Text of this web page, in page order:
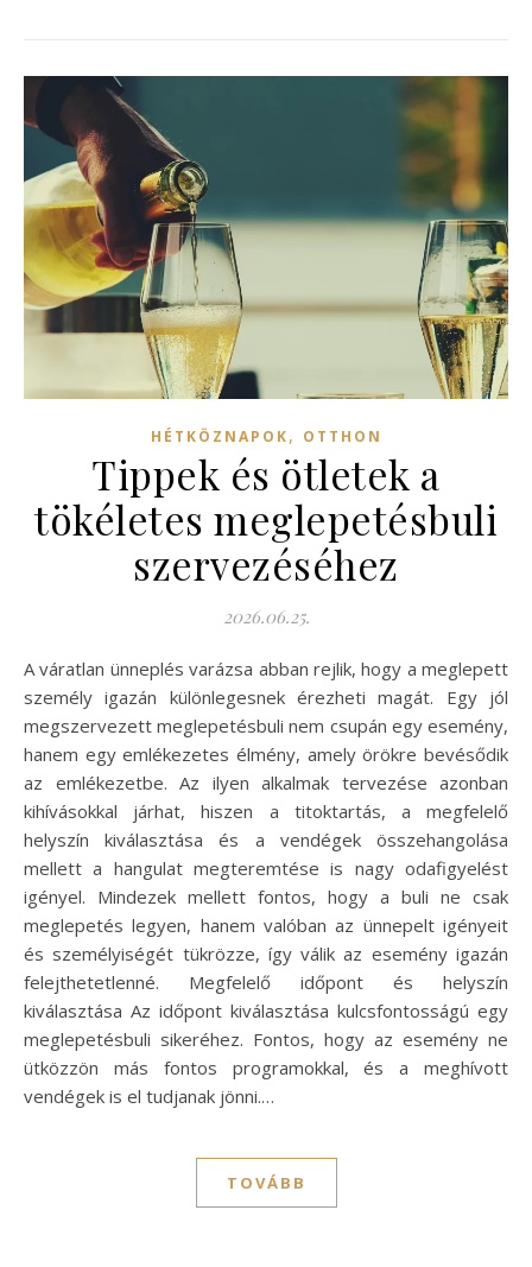
HÉTKÖZNAPOK, OTTHON
Tippek és ötletek a
tökéletes meglepetésbuli
szervezéséhez
2026.06.25.
A váratlan ünneplés varázsa abban rejlik, hogy a meglepett
személy igazán különlegesnek érezheti magát. Egy jól
megszervezett meglepetésbuli nem csupán egy esemény,
hanem egy emlékezetes élmény, amely örökre bevésődik
az emlékezetbe. Az ilyen alkalmak tervezése azonban
kihívásokkal járhat, hiszen a titoktartás, a megfelelő
helyszín kiválasztása és a vendégek összehangolása
mellett a hangulat megteremtése is nagy odafigyelést
igényel. Mindezek mellett fontos, hogy a buli ne csak
meglepetés legyen, hanem valóban az ünnepelt igényeit
és személyiségét tükrözze, így válik az esemény igazán
felejthetetlenné. Megfelelő időpont és helyszín
kiválasztása Az időpont kiválasztása kulcsfontosságú egy
meglepetésbuli sikeréhez. Fontos, hogy az esemény ne
ütközzön más fontos programokkal, és a meghívott
vendégek is el tudjanak jönni.…
TOVÁBB